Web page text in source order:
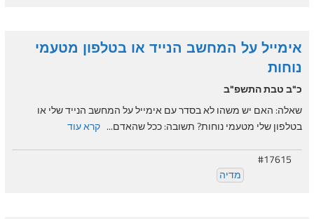
אימייל על המחשב הנייד או בטלפון מטעמי
נוחות
כ"ב טבת התשפ"ב
שאלה: האם יש משהו לא בסדר עם אימייל על המחשב הנייד שלי או
בטלפון שלי מטעמי נוחות? תשובה: ככל שהאדם... קרא עוד
#17615
מדיה